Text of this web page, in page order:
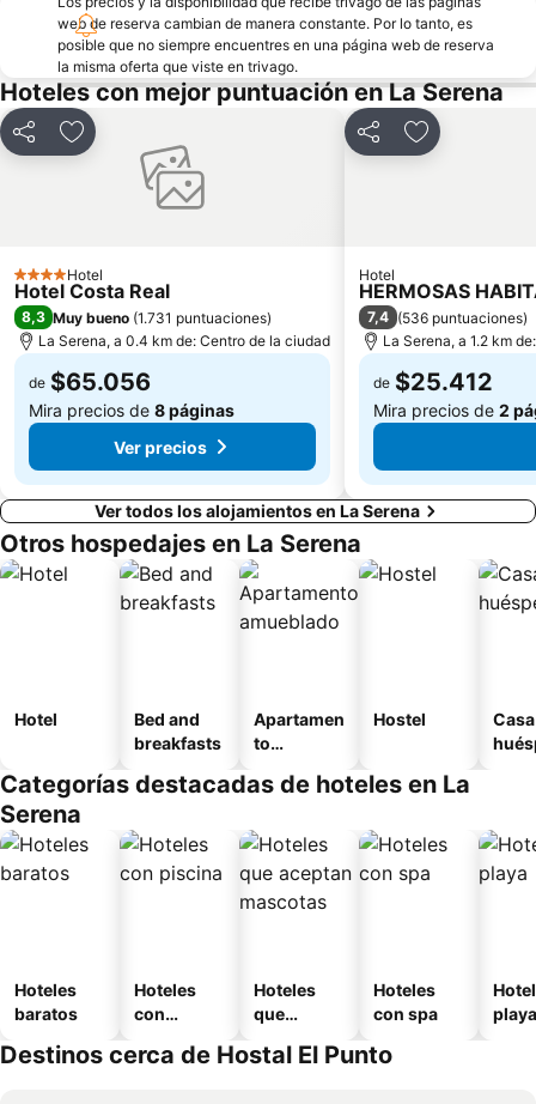
web de reserva cambian de manera constante. Por lo tanto, es
posible que no siempre encuentres en una página web de reserva
la misma oferta que viste en trivago.
Hoteles con mejor puntuación en La Serena
CompartirAgregar a favoritos
4 Estrellas
Hotel
Hotel Costa Real
8,3 Muy bueno (1.731 puntuaciones)
La Serena, a 0.4 km de: Centro de la ciudad
de $65.056
Mira precios de 8 páginas
Ver precios
CompartirAgregar a
Hotel
HERMOSAS
7,4 (536 puntuaciones)
La Serena, a 1.2 km
de $25.412
Mira precios de 2
Ver todos los alojamientos en La Serena
Otros hospedajes en La Serena
Hotel
Bed and
breakfasts
Apartamen
to
o
Hostel
Categorías destacadas de hoteles en La
Serena
Hoteles
baratos
Hoteles
con
Hoteles
que
mascotas
Hoteles
con spa
playa
Destinos cerca de Hostal El Punto